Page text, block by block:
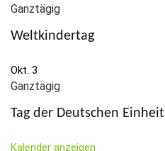
Ganztägig
Weltkindertag
Okt. 3
Ganztägig
Tag der Deutschen Einheit
Kalender anzeigen